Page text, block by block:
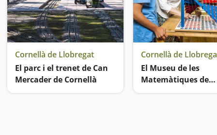
Cornellà de Llobregat
El parc i el trenet de Can
Mercader de Cornellà
Cornellà de
El Museu de les
Matemàtiques de
Catalunya